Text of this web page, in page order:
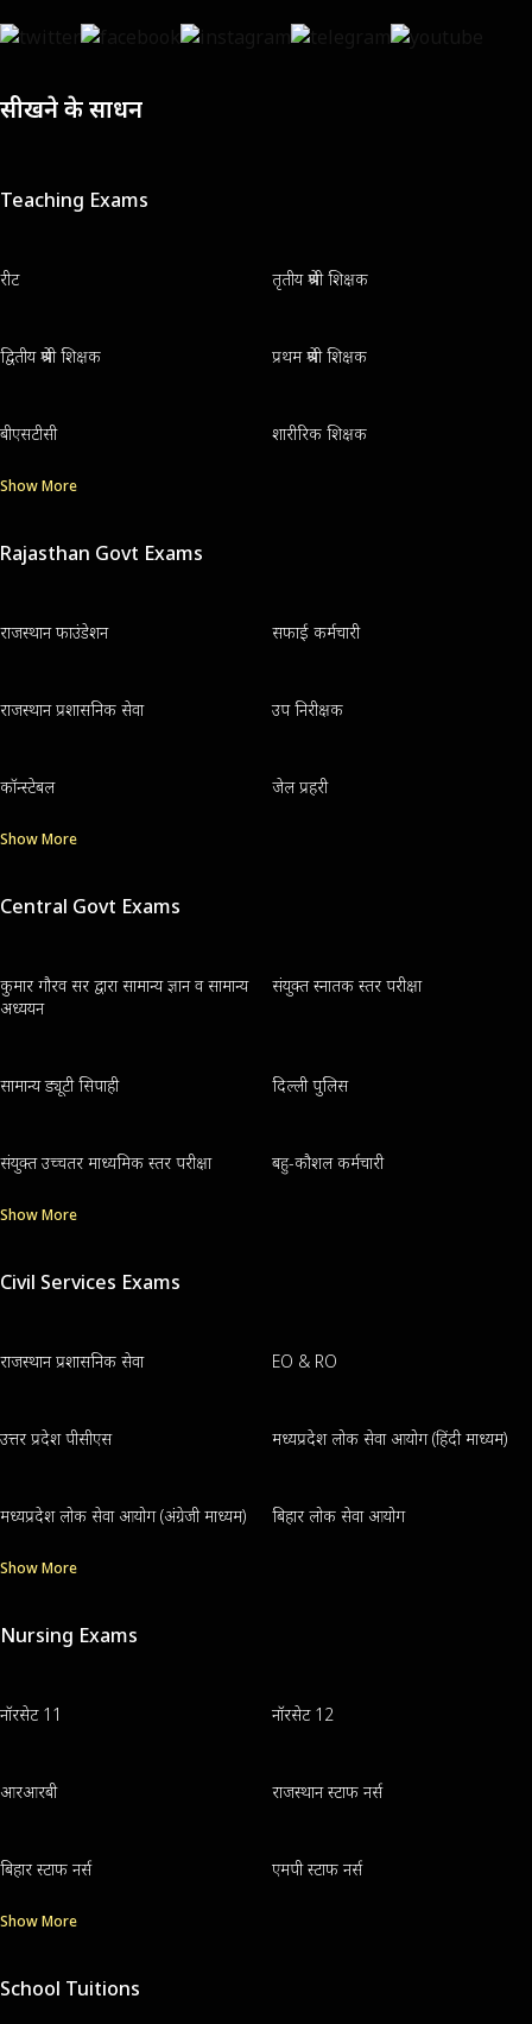
सीखने के साधन
Teaching Exams
रीट तृतीय श्रेणी शिक्षक
द्वितीय श्रेणी शिक्षक प्रथम श्रेणी शिक्षक
बीएसटीसी शारीरिक शिक्षक
Show More
Rajasthan Govt Exams
राजस्थान फाउंडेशन सफाई कर्मचारी
राजस्थान प्रशासनिक सेवा उप निरीक्षक
कॉन्स्टेबल जेल प्रहरी
Show More
Central Govt Exams
कुमार गौरव सर द्वारा सामान्य ज्ञान व सामान्य
अध्ययन
संयुक्त स्नातक स्तर परीक्षा
सामान्य ड्यूटी सिपाही दिल्ली पुलिस
संयुक्त उच्चतर माध्यमिक स्तर परीक्षा बहु-कौशल कर्मचारी
Show More
Civil Services Exams
राजस्थान प्रशासनिक सेवा EO & RO
उत्तर प्रदेश पीसीएस मध्यप्रदेश लोक सेवा आयोग (हिंदी माध्यम)
मध्यप्रदेश लोक सेवा आयोग (अंग्रेजी माध्यम) बिहार लोक सेवा आयोग
Show More
Nursing Exams
नॉरसेट 11 नॉरसेट 12
आरआरबी राजस्थान स्टाफ नर्स
बिहार स्टाफ नर्स एमपी स्टाफ नर्स
Show More
School Tuitions